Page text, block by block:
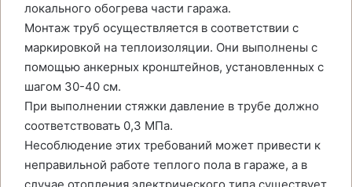
локального обогрева части гаража.
Монтаж труб осуществляется в соответствии с
маркировкой на теплоизоляции. Они выполнены с
помощью анкерных кронштейнов, установленных с
шагом 30-40 см.
При выполнении стяжки давление в трубе должно
соответствовать 0,3 МПа.
Несоблюдение этих требований может привести к
неправильной работе теплого пола в гараже, а в